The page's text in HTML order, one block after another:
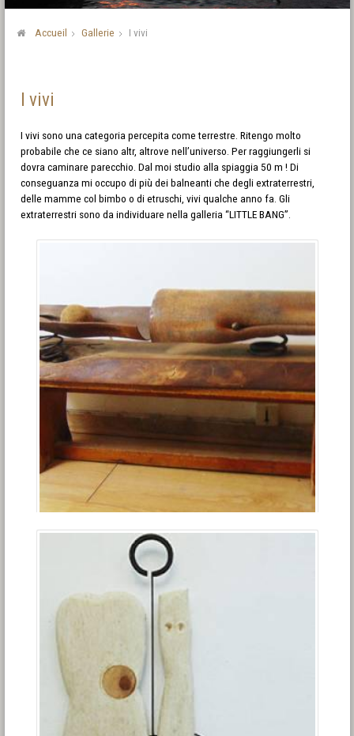
Accueil Gallerie I vivi
I vivi
I vivi sono una categoria percepita come terrestre. Ritengo molto
probabile che ce siano altr, altrove nell’universo. Per raggiungerli si
dovra caminare parecchio. Dal moi studio alla spiaggia 50 m ! Di
conseguanza mi occupo di più dei balneanti che degli extraterrestri,
delle mamme col bimbo o di etruschi, vivi qualche anno fa. Gli
extraterrestri sono da individuare nella galleria “LITTLE BANG”.